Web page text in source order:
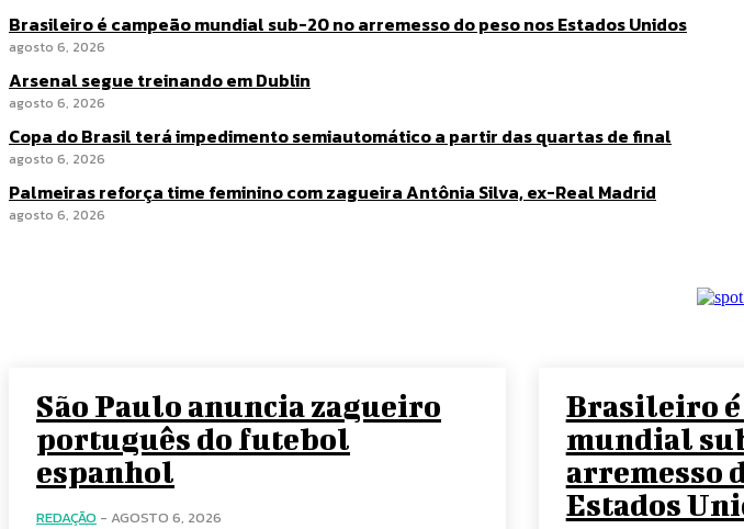
Brasileiro é campeão mundial sub-20 no arremesso do peso nos Estados Unidos
agosto 6, 2026
Arsenal segue treinando em Dublin
agosto 6, 2026
Copa do Brasil terá impedimento semiautomático a partir das quartas de final
agosto 6, 2026
Palmeiras reforça time feminino com zagueira Antônia Silva, ex-Real Madrid
agosto 6, 2026
São Paulo anuncia zagueiro
português do futebol
espanhol
REDAÇÃO - AGOSTO 6, 2026
Brasileiro é
mundial
arremesso
Estados